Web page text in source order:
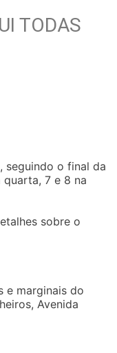
TODAS
seguindo o final da
quarta, 7 e 8 na
sobre o
e marginais do
Avenida